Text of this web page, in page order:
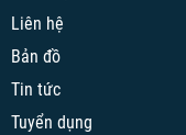
Liên hệ
Bản đồ
Tin tức
Tuyển dụng